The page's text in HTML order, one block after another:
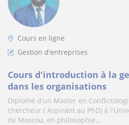
Cours en ligne
Gestion d'entreprises
Cours d'introduction à la
dans les organisations
Diplomé d'un Master en
chercheur ( Aspirant au PhD) à
de Moscou, en philosophie...